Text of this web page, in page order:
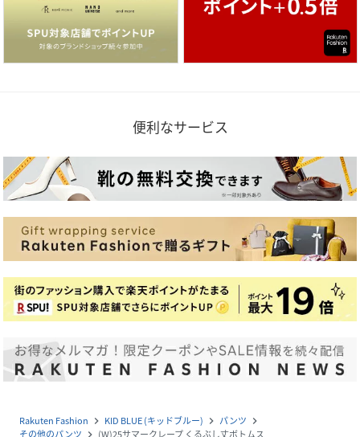
便利なサービス
Rakuten Fashion navigate_next KID BLUE (キッドブルー) navigate_next パンツ navigate_next